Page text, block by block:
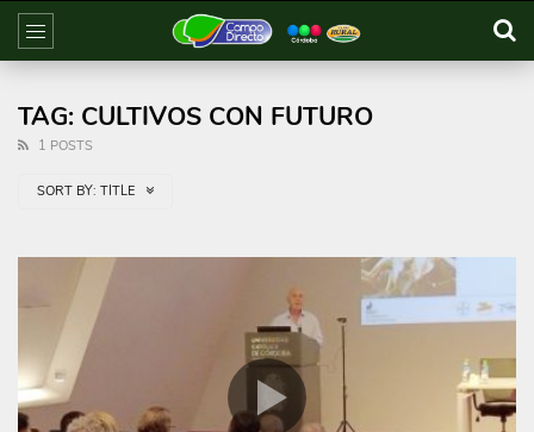
TAG: CULTIVOS CON FUTURO
1 POSTS
SORT BY: TITLE